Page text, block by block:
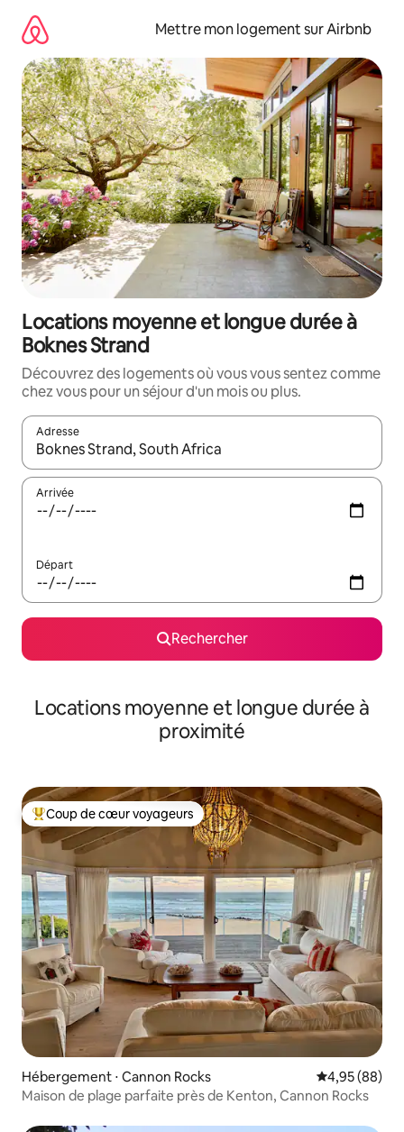
directement
contenu
Mettre mon logement sur Airbnb
Locations moyenne et longue durée à
Boknes Strand
Découvrez des logements où vous vous sentez comme
chez vous pour un séjour d'un mois ou plus.
Adresse
Lorsque les résultats s'affichent, utilisez les flèches vers le
Arrivée
Départ
Rechercher
Locations moyenne et longue durée à
proximité
Coups de cœur voyageurs les plus appréciés
Coup de cœur voyageurs
Hébergement ⋅ Cannon Rocks Évaluation
4,95 (88)
Maison de plage parfaite près de Kenton, Cannon Rocks